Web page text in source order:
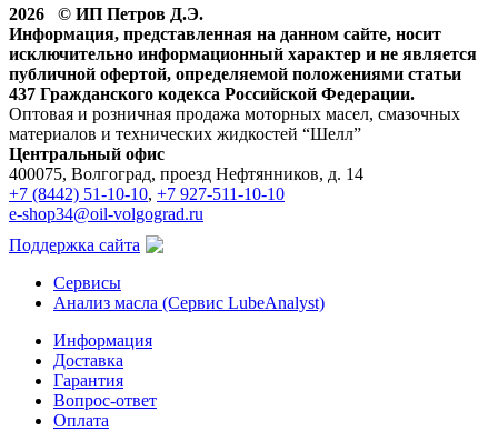
2026 © ИП Петров Д.Э.
Информация, представленная на данном сайте, носит
исключительно информационный характер и не является
публичной офертой, определяемой положениями статьи
437 Гражданского кодекса Российской Федерации.
Оптовая и розничная продажа моторных масел, смазочных
материалов и технических жидкостей “Шелл”
Центральный офис
400075, Волгоград, проезд Нефтянников, д. 14
+7 (8442) 51-10-10, +7 927-511-10-10
e-shop34@oil-volgograd.ru
Поддержка сайта
Сервисы
Анализ масла (Сервис LubeAnalyst)
Информация
Доставка
Гарантия
Вопрос-ответ
Оплата